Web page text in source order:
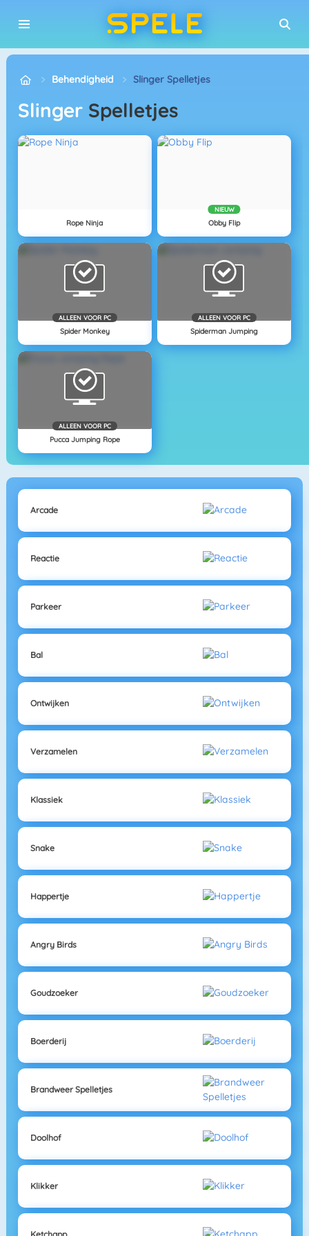
Behendigheid Slinger Spelletjes
Slinger Spelletjes
Rope Ninja
NIEUW
Obby Flip
ALLEEN VOOR PC
Spider Monkey
ALLEEN VOOR PC
Spiderman Jumping
ALLEEN VOOR PC
Pucca Jumping Rope
Arcade
Reactie
Parkeer
Bal
Ontwijken
Verzamelen
Klassiek
Snake
Happertje
Angry Birds
Goudzoeker
Boerderij
Brandweer Spelletjes
Doolhof
Klikker